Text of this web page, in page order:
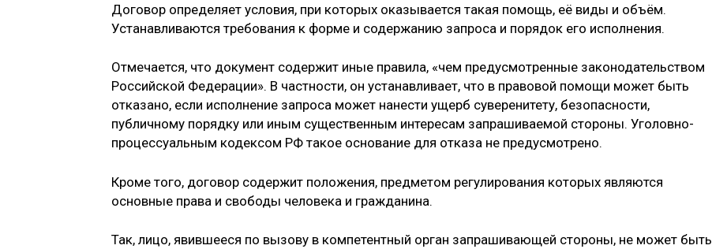
Договор определяет условия, при которых оказывается такая помощь, её виды и объём.
Устанавливаются требования к форме и содержанию запроса и порядок его исполнения.
Отмечается, что документ содержит иные правила, «чем предусмотренные законодательством
Российской Федерации». В частности, он устанавливает, что в правовой помощи может быть
отказано, если исполнение запроса может нанести ущерб суверенитету, безопасности,
публичному порядку или иным существенным интересам запрашиваемой стороны. Уголовно-
процессуальным кодексом РФ такое основание для отказа не предусмотрено.
Кроме того, договор содержит положения, предметом регулирования которых являются
основные права и свободы человека и гражданина.
Так, лицо, явившееся по вызову в компетентный орган запрашивающей стороны, не может быть